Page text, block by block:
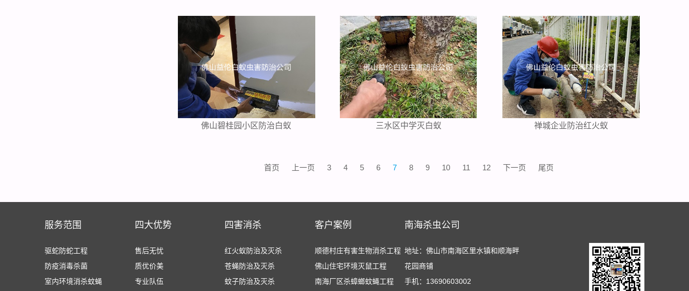
佛山碧桂园小区防治白蚁 三水区中学灭白蚁 禅城企业防治红火蚁
首页 上一页 3 4 5 6 7 8 9 10 11 12 下一页 尾页
服务范围
驱蛇防蛇工程
防疫消毒杀菌
室内环境消杀蚊蝇
四大优势
售后无忧
质优价美
专业队伍
四害消杀
红火蚁防治及灭杀
苍蝇防治及灭杀
蚊子防治及灭杀
客户案例
顺德村庄有害生物消杀工程
佛山住宅环境灭鼠工程
南海厂区杀蟑螂蚊蝇工程
南海杀虫公司
地址：佛山市南海区里水镇和顺海畔
花园商铺
手机：13690603002